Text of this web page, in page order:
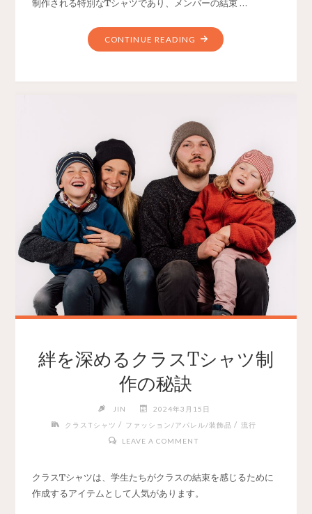
制作される特別なTシャツであり、メンバーの結束 …
CONTINUE READING
絆を深めるクラスTシャツ制
作の秘訣
JIN
2024年3月15日
クラスTシャツ / ファッション/アパレル/装飾品 / 流行
LEAVE A COMMENT
クラスTシャツは、学生たちがクラスの結束を感じるために
作成するアイテムとして人気があります。